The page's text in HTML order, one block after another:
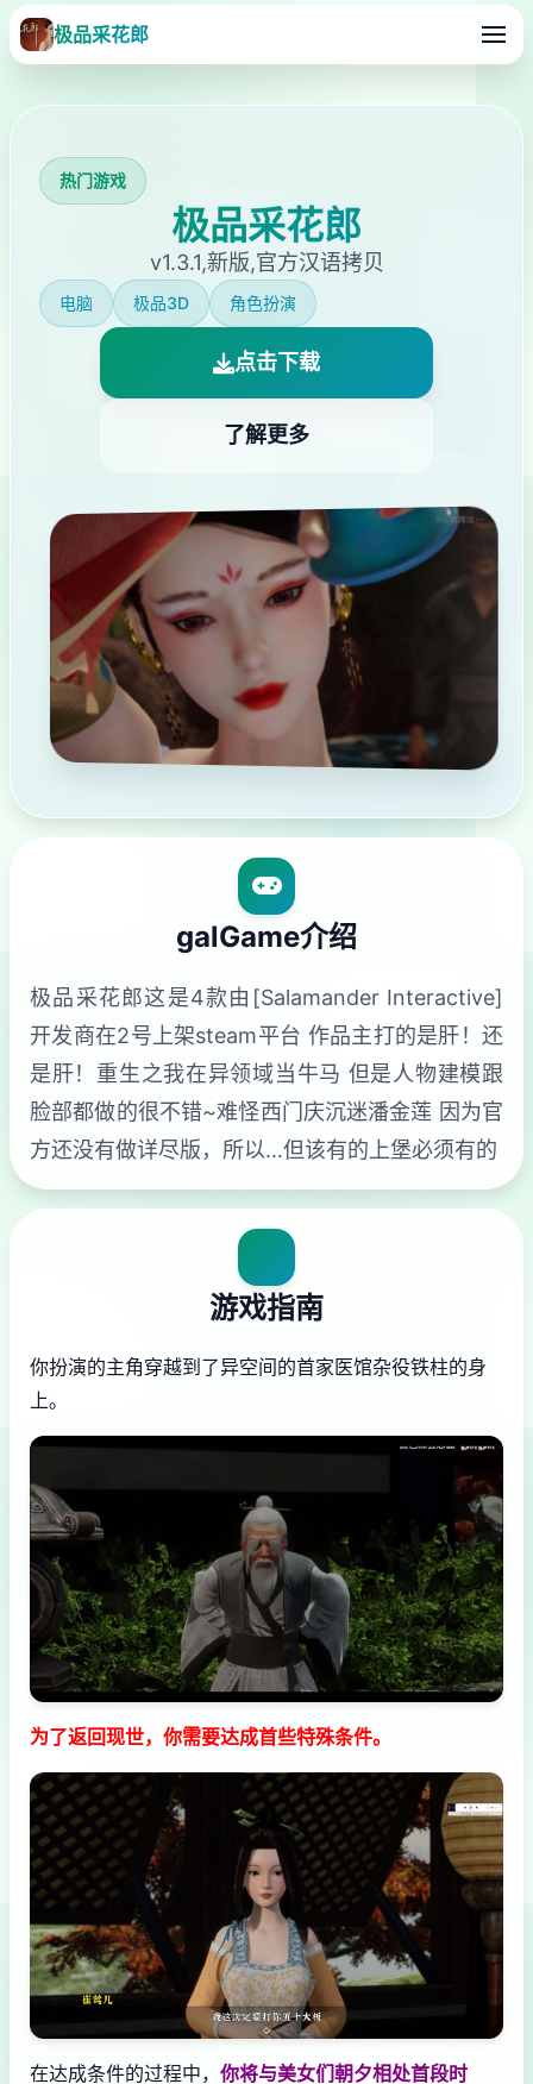
极品采花郎
热门游戏
极品采花郎
v1.3.1,新版,官方汉语拷贝
电脑 极品3D 角色扮演
点击下载
了解更多
galGame介绍
极品采花郎这是4款由[Salamander Interactive]
开发商在2号上架steam平台 作品主打的是肝！还
是肝！重生之我在异领域当牛马 但是人物建模跟
脸部都做的很不错~难怪西门庆沉迷潘金莲 因为官
方还没有做详尽版，所以…但该有的上堡必须有的
游戏指南
你扮演的主角穿越到了异空间的首家医馆杂役铁柱的身
上。
为了返回现世，你需要达成首些特殊条件。
在达成条件的过程中， 你将与美女们朝夕相处首段时